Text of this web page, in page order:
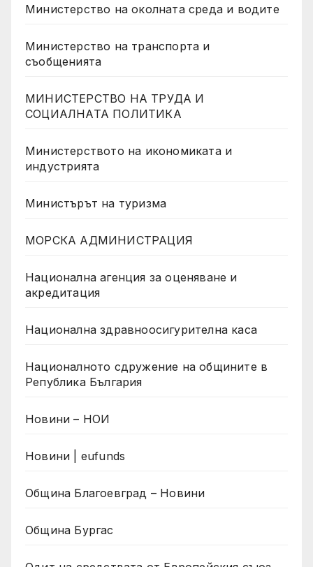
Министерство на околната среда и водите
Министерство на транспорта и
съобщенията
МИНИСТЕРСТВО НА ТРУДА И
СОЦИАЛНАТА ПОЛИТИКА
Министерството на икономиката и
индустрията
Министърът на туризма
МОРСКА АДМИНИСТРАЦИЯ
Национална агенция за оценяване и
акредитация
Национална здравноосигурителна каса
Националното сдружение на общините в
Република България
Новини – НОИ
Новини | eufunds
Община Благоевград – Новини
Община Бургас